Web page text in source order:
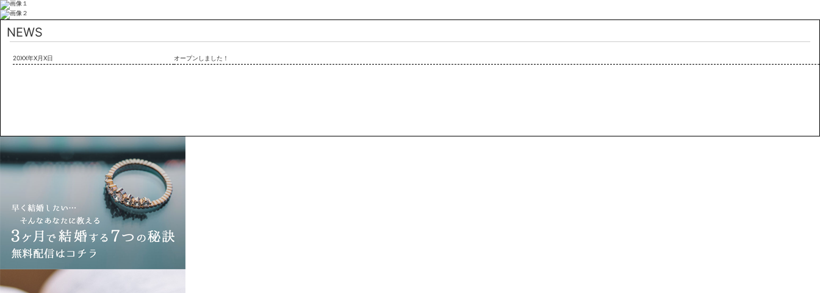
NEWS
20XX年X月X日 オープンしました！